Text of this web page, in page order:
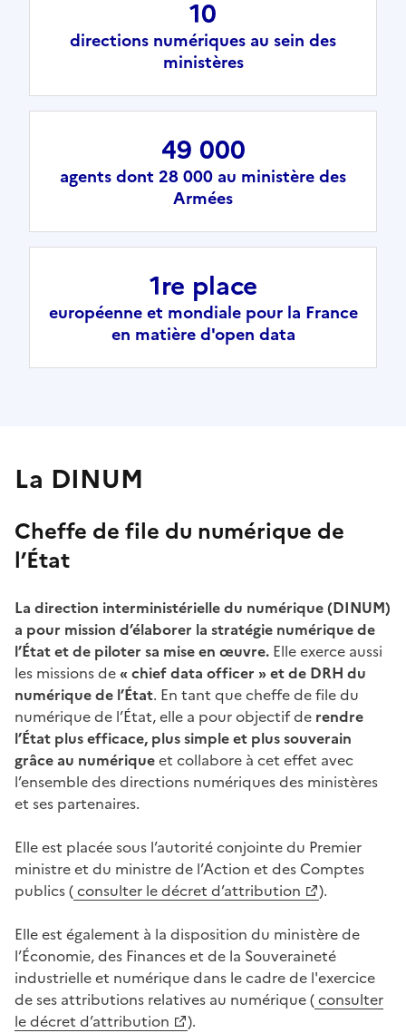
10
directions numériques au sein des
ministères
49 000
agents dont 28 000 au ministère des
Armées
1re place
européenne et mondiale pour la France
en matière d'open data
La DINUM
Cheffe de file du numérique de
l’État
La direction interministérielle du numérique (DINUM)
a pour mission d’élaborer la stratégie numérique de
l’État et de piloter sa mise en œuvre. Elle exerce aussi
les missions de« chief data officer » et de DRH du
numérique de l’État. En tant que cheffe de file du
numérique de l’État, elle a pour objectif de rendre
l’État plus efficace, plus simple et plus souverain
grâce au numériqueet collabore à cet effet avec
l’ensemble des directions numériques des ministères
et ses partenaires.
Elle est placée sous l’autorité conjointe du Premier
ministre et du ministre de l’Action et des Comptes
publics (consulter le décret d’attribution
).
Elle est également à la disposition du ministère de
l’Économie, des Finances et de la Souveraineté
industrielle et numérique dans le cadre de l'exercice
de ses attributions relatives au numérique (
(Ouvre une nouvelle fenêtre)
consulter
le décret d’attribution
).